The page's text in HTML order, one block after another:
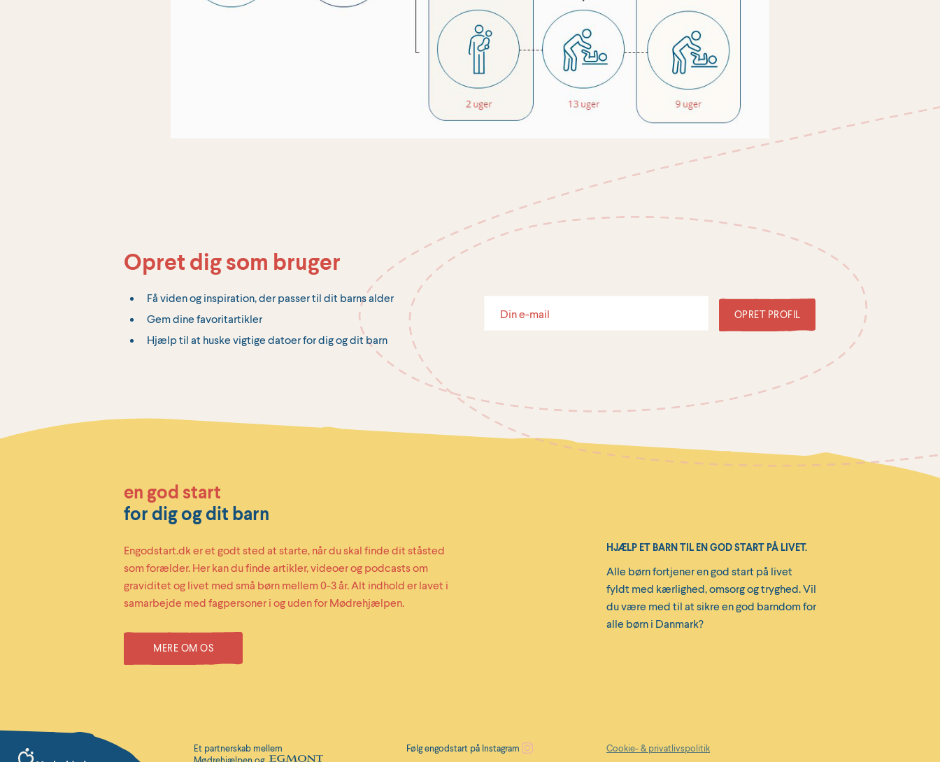
Opret dig som bruger
Få viden og inspiration, der passer til dit barns alder
Gem dine favoritartikler
Hjælp til at huske vigtige datoer for dig og dit barn
OPRET PROFIL
en god start
for dig og dit barn
Engodstart.dk er et godt sted at starte, når du skal finde dit ståsted
som forælder. Her kan du finde artikler, videoer og podcasts om
graviditet og livet med små børn mellem 0-3 år. Alt indhold er lavet i
samarbejde med fagpersoner i og uden for Mødrehjælpen.
MERE OM OS
HJÆLP ET BARN TIL EN GOD START PÅ LIVET.
Alle børn fortjener en god start på livet
fyldt med kærlighed, omsorg og tryghed. Vil
du være med til at sikre en god barndom for
alle børn i Danmark?
Et partnerskab mellem
Følg engodstart på Instagram Cookie- & privatlivspolitik